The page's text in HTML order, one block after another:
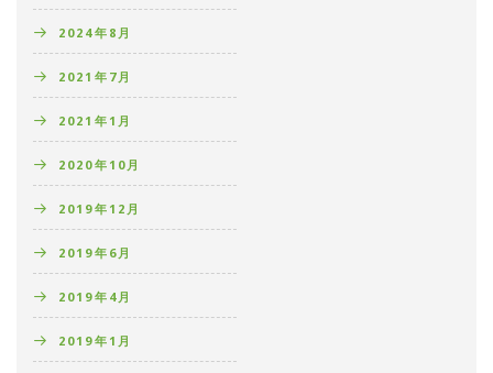
2024年8月
2021年7月
2021年1月
2020年10月
2019年12月
2019年6月
2019年4月
2019年1月